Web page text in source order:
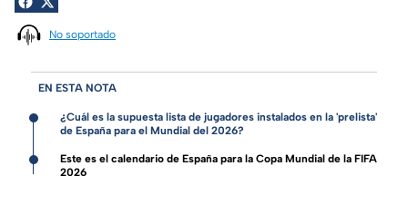
No soportado
EN ESTA NOTA
¿Cuál es la supuesta lista de jugadores instalados en la 'prelista'
de España para el Mundial del 2026?
Este es el calendario de España para la Copa Mundial de la FIFA
2026